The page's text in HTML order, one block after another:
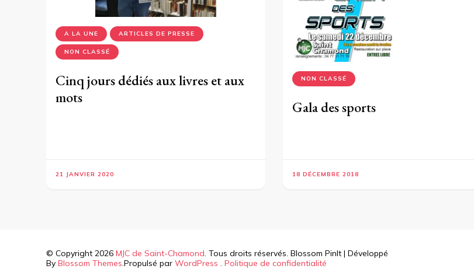
A LA UNE ARTICLES DE PRESSE
NON CLASSÉ
Cinq jours dédiés aux livres et aux
mots
21 JANVIER 2020
NON CLASSÉ
Gala des sports
18 DÉCEMBRE 2018
© Copyright 2026 MJC de Saint-Chamond. Tous droits réservés. Blossom PinIt | Développé
By Blossom Themes.Propulsé par WordPress . Politique de confidentialité